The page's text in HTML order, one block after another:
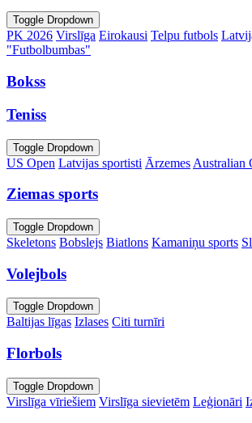
Toggle Dropdown
PK 2026 Virslīga Eirokausi Telpu futbols
"Futbolbumbas"
Bokss
Teniss
Toggle Dropdown
US Open Latvijas sportisti Ārzemes Australian
Ziemas sports
Toggle Dropdown
Skeletons Bobslejs Biatlons Kamaniņu sports
Volejbols
Toggle Dropdown
Baltijas līgas Izlases Citi turnīri
Florbols
Toggle Dropdown
Virslīga vīriešiem Virslīga sievietēm Leģionāri